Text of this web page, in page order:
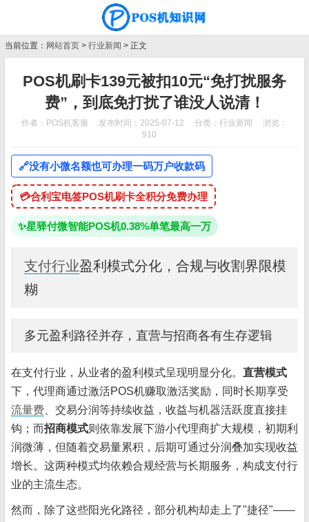
当前位置： 网站首页 > 行业新闻 > 正文
POS机刷卡139元被扣10元“免打扰服务
费”，到底免打扰了谁没人说清！
作者：POS机客服 发布时间：2025-07-12 分类： 行业新闻
浏览：
910
🔗没有小微名额也可办理一码万户收款码
💳合利宝电签POS机刷卡全积分免费办理
✨星驿付微智能POS机0.38%单笔最高一万
支付行业盈利模式分化，合规与收割界限模
糊
多元盈利路径并存，直营与招商各有生存逻辑
在支付行业，从业者的盈利模式呈现明显分化。 直营模式
下，代理商通过激活POS机赚取激活奖励，同时长期享受
流量费 、交易分润等持续收益，收益与机器活跃度直接挂
钩；而招商模式则依靠发展下游小代理商扩大规模，初期利
润微薄，但随着交易量累积，后期可通过分润叠加实现收益
增长。这两种模式均依赖合规经营与长期服务，构成支付行
业的主流生态。
然而，除了这些阳光化路径，部分机构却走上了"捷径"——